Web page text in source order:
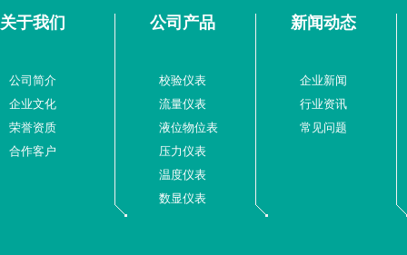
关于我们
公司简介
企业文化
荣誉资质
合作客户
公司产品
校验仪表
流量仪表
液位物位表
压力仪表
温度仪表
数显仪表
新闻动态
企业新闻
行业资讯
常见问题